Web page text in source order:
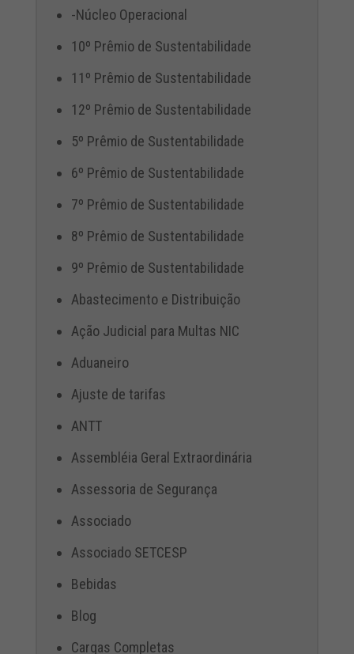
-Núcleo Operacional
10º Prêmio de Sustentabilidade
11º Prêmio de Sustentabilidade
12º Prêmio de Sustentabilidade
5º Prêmio de Sustentabilidade
6º Prêmio de Sustentabilidade
7º Prêmio de Sustentabilidade
8º Prêmio de Sustentabilidade
9º Prêmio de Sustentabilidade
Abastecimento e Distribuição
Ação Judicial para Multas NIC
Aduaneiro
Ajuste de tarifas
ANTT
Assembléia Geral Extraordinária
Assessoria de Segurança
Associado
Associado SETCESP
Bebidas
Blog
Cargas Completas